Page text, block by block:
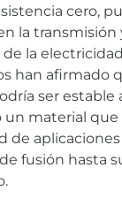
cero,
la transmisión
la
han afirmado
ser estable
un material
de
fusión hasta